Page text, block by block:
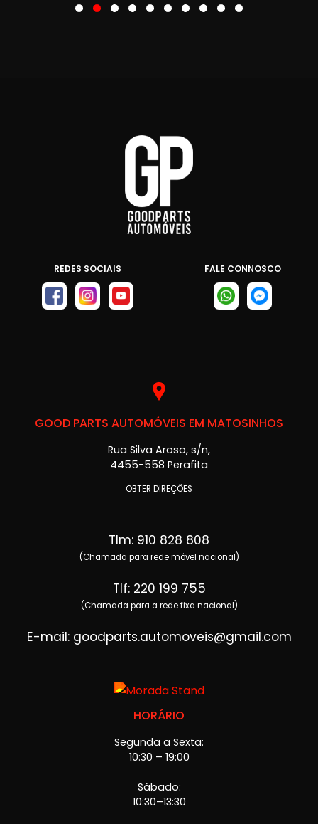
REDES SOCIAIS FALE CONNOSCO
GOOD PARTS AUTOMÓVEIS EM MATOSINHOS
Rua Silva Aroso, s/n,
4455-558 Perafita
OBTER DIREÇÕES
Tlm: 910 828 808
(Chamada para rede móvel nacional)
Tlf: 220 199 755
(Chamada para a rede fixa nacional)
E-mail: goodparts.automoveis@gmail.com
HORÁRIO
Segunda a Sexta:
10:30 – 19:00
Sábado:
10:30–13:30